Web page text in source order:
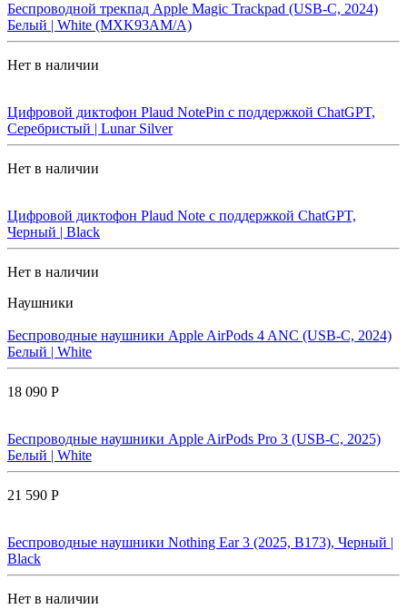
Беспроводной трекпад Apple Magic Trackpad (USB-C, 2024)
Белый | White (MXK93AM/A)
Нет в наличии
Цифровой диктофон Plaud NotePin с поддержкой ChatGPT,
Серебристый | Lunar Silver
Нет в наличии
Цифровой диктофон Plaud Note с поддержкой ChatGPT,
Черный | Black
Нет в наличии
Наушники
Беспроводные наушники Apple AirPods 4 ANC (USB-C, 2024)
Белый | White
18 090 Р
Беспроводные наушники Apple AirPods Pro 3 (USB-C, 2025)
Белый | White
21 590 Р
Беспроводные наушники Nothing Ear 3 (2025, B173), Черный |
Black
Нет в наличии